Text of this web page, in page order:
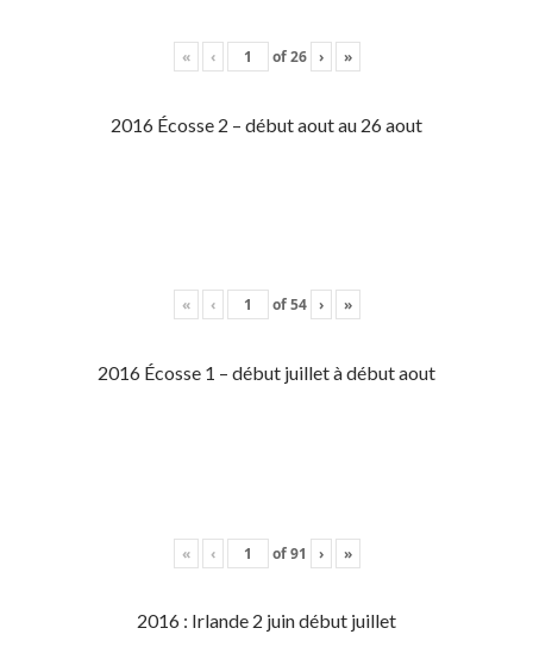
« ‹ of26 › »
2016 Écosse 2 – début aout au 26 aout
« ‹ of54 › »
2016 Écosse 1 – début juillet à début aout
« ‹ of91 › »
2016 : Irlande 2 juin début juillet